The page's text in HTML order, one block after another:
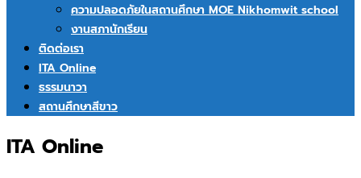
ความปลอดภัยในสถานศึกษา MOE Nikhomwit school
งานสภานักเรียน
ติดต่อเรา
ITA Online
ธรรมนาวา
สถานศึกษาสีขาว
ITA Online